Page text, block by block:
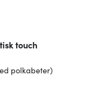
touch
polkabeter)